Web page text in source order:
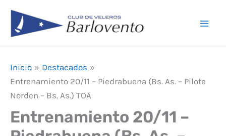
contenido
Inicio
Destacados
Entrenamiento 20/11 – Piedrabuena (Bs. As. – Pilote
Norden – Bs. As.) TOA
Entrenamiento 20/11 –
a
o
k
n
g
o
b